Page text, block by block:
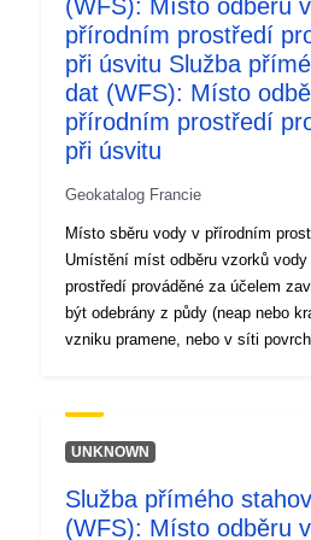
http://
(WFS): Místo odběru
přírodním prostředí
při úsvitu Služba
dat (WFS): Místo
přírodním prostředí
při úsvitu
Geokatalog Francie
Místo sběru vody v přírodním
Umístění míst odběru vzorků vody
prostředí prováděné za účelem
být odebrány z půdy (neap nebo
vzniku pramene, nebo v síti
vymazány
UNKNOWN
Služba přímého
(WFS): Místo odběru